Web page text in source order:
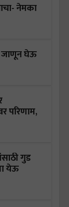
नेमका
जाणून घेऊ
परिणाम,
गुड
येऊ